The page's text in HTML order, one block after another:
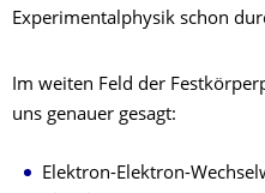
Experimentalphysik schon
Im weiten Feld der
uns genauer gesagt:
Elektron-Elektron-